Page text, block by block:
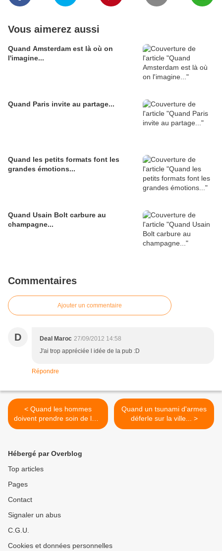
Vous aimerez aussi
Quand Amsterdam est là où on
l'imagine...
Quand Paris invite au partage...
Quand les petits formats font les
grandes émotions...
Quand Usain Bolt carbure au
champagne...
Commentaires
Ajouter un commentaire
D Deal Maroc 27/09/2012 14:58
J'ai trop appréciée l idée de la pub :D
Répondre
< Quand les hommes
doivent prendre soin de leur
paire...
Quand un tsunami d'armes
déferle sur la ville... >
Hébergé par Overblog
Top articles
Pages
Contact
Signaler un abus
C.G.U.
Cookies et données personnelles